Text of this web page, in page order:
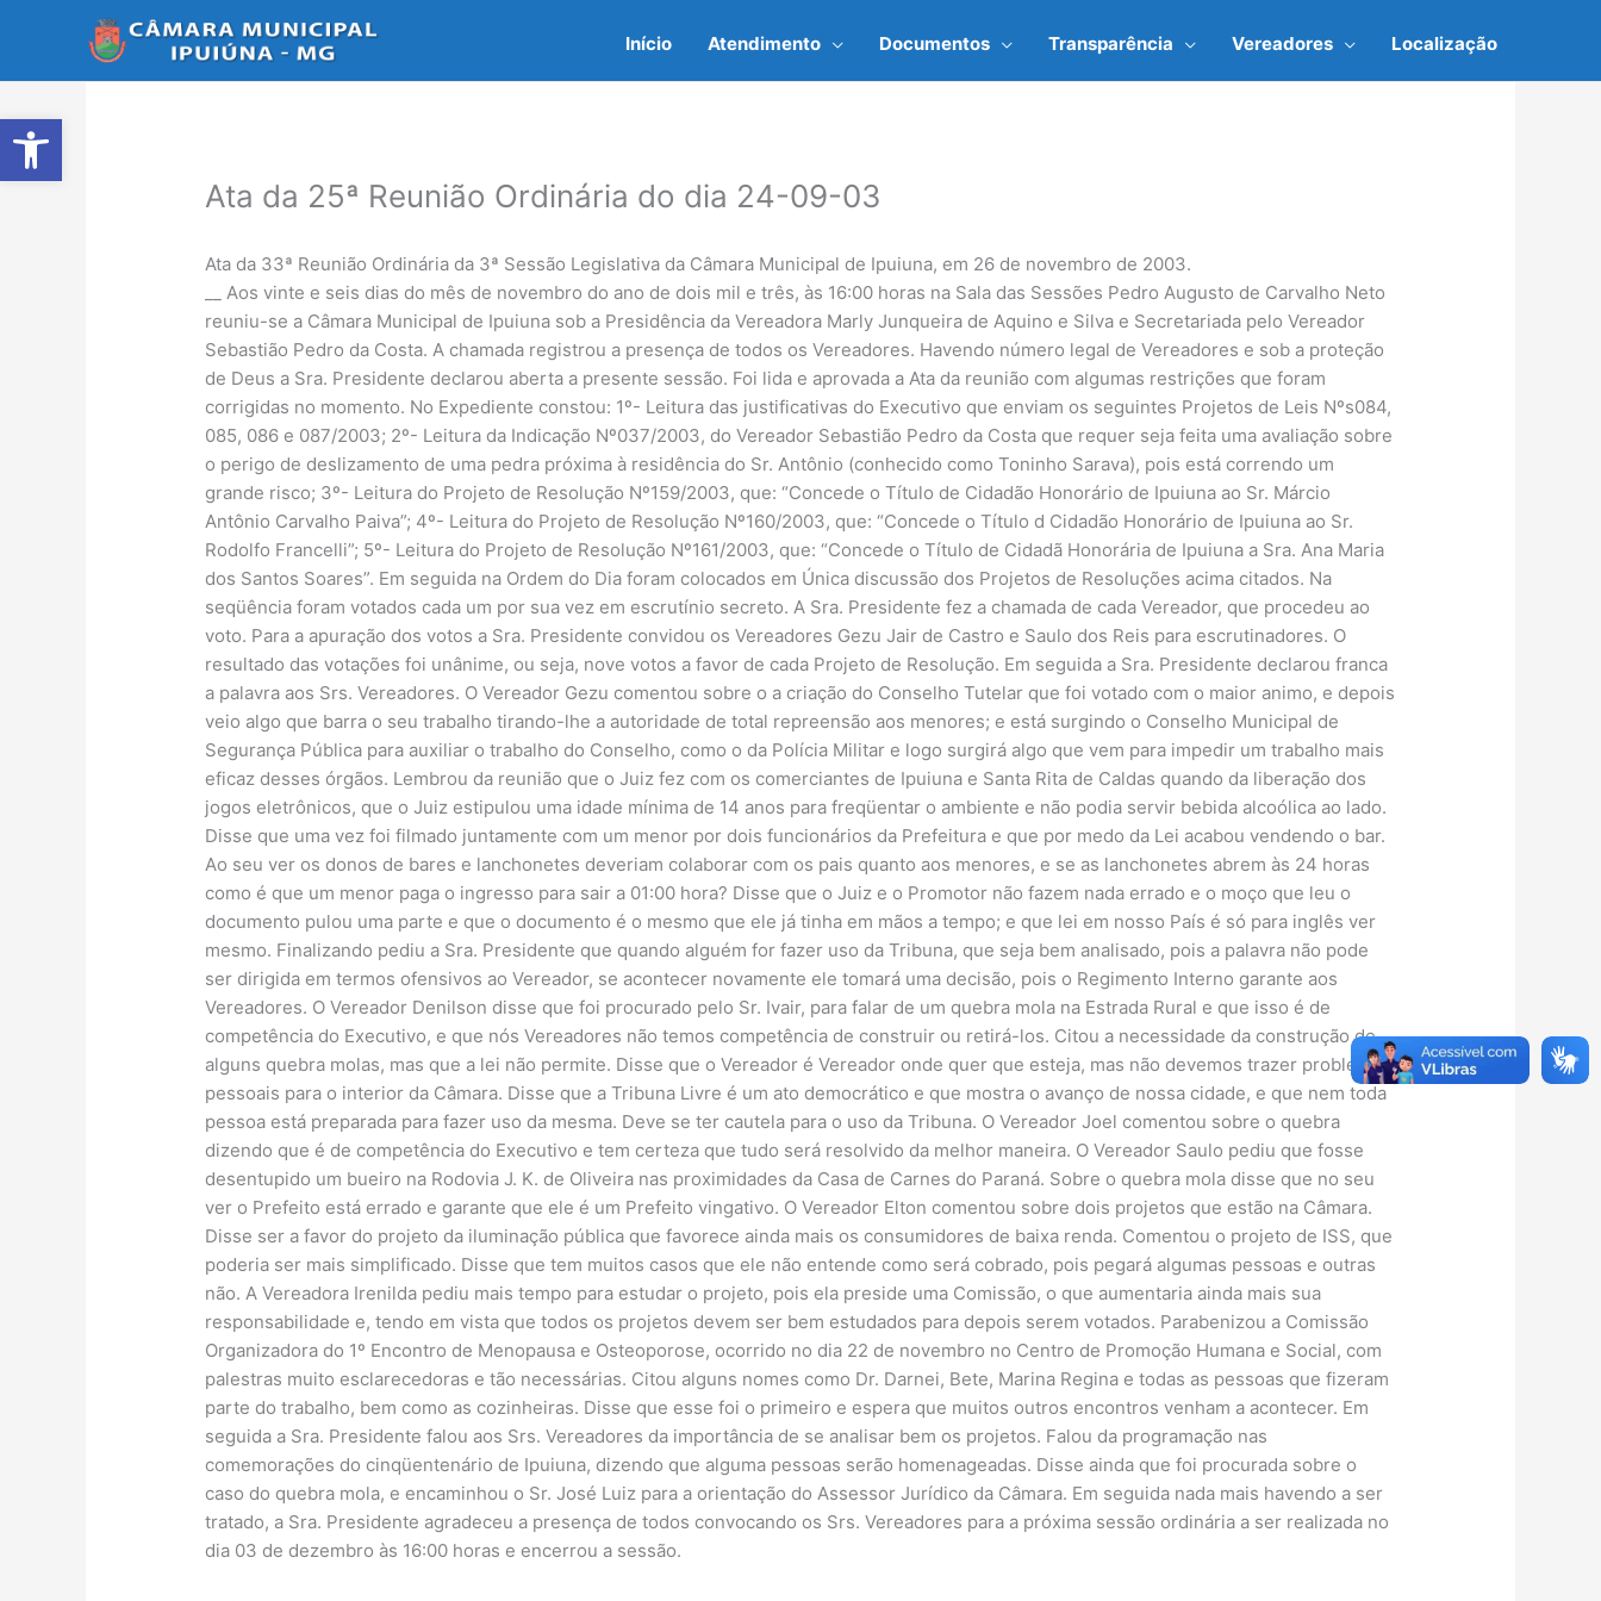
Abrir a barra de ferramentas
Início Atendimento Documentos Transparência Vereadores Localização
Ata da 25ª Reunião Ordinária do dia 24-09-03
Ata da 33ª Reunião Ordinária da 3ª Sessão Legislativa da Câmara Municipal de Ipuiuna, em 26 de novembro de 2003.
__ Aos vinte e seis dias do mês de novembro do ano de dois mil e três, às 16:00 horas na Sala das Sessões Pedro Augusto de Carvalho Neto
reuniu-se a Câmara Municipal de Ipuiuna sob a Presidência da Vereadora Marly Junqueira de Aquino e Silva e Secretariada pelo Vereador
Sebastião Pedro da Costa. A chamada registrou a presença de todos os Vereadores. Havendo número legal de Vereadores e sob a proteção
de Deus a Sra. Presidente declarou aberta a presente sessão. Foi lida e aprovada a Ata da reunião com algumas restrições que foram
corrigidas no momento. No Expediente constou: 1º- Leitura das justificativas do Executivo que enviam os seguintes Projetos de Leis Nºs084,
085, 086 e 087/2003; 2º- Leitura da Indicação Nº037/2003, do Vereador Sebastião Pedro da Costa que requer seja feita uma avaliação sobre
o perigo de deslizamento de uma pedra próxima à residência do Sr. Antônio (conhecido como Toninho Sarava), pois está correndo um
grande risco; 3º- Leitura do Projeto de Resolução Nº159/2003, que: “Concede o Título de Cidadão Honorário de Ipuiuna ao Sr. Márcio
Antônio Carvalho Paiva”; 4º- Leitura do Projeto de Resolução Nº160/2003, que: “Concede o Título d Cidadão Honorário de Ipuiuna ao Sr.
Rodolfo Francelli”; 5º- Leitura do Projeto de Resolução Nº161/2003, que: “Concede o Título de Cidadã Honorária de Ipuiuna a Sra. Ana Maria
dos Santos Soares”. Em seguida na Ordem do Dia foram colocados em Única discussão dos Projetos de Resoluções acima citados. Na
seqüência foram votados cada um por sua vez em escrutínio secreto. A Sra. Presidente fez a chamada de cada Vereador, que procedeu ao
voto. Para a apuração dos votos a Sra. Presidente convidou os Vereadores Gezu Jair de Castro e Saulo dos Reis para escrutinadores. O
resultado das votações foi unânime, ou seja, nove votos a favor de cada Projeto de Resolução. Em seguida a Sra. Presidente declarou franca
a palavra aos Srs. Vereadores. O Vereador Gezu comentou sobre o a criação do Conselho Tutelar que foi votado com o maior animo, e depois
veio algo que barra o seu trabalho tirando-lhe a autoridade de total repreensão aos menores; e está surgindo o Conselho Municipal de
Segurança Pública para auxiliar o trabalho do Conselho, como o da Polícia Militar e logo surgirá algo que vem para impedir um trabalho mais
eficaz desses órgãos. Lembrou da reunião que o Juiz fez com os comerciantes de Ipuiuna e Santa Rita de Caldas quando da liberação dos
jogos eletrônicos, que o Juiz estipulou uma idade mínima de 14 anos para freqüentar o ambiente e não podia servir bebida alcoólica ao lado.
Disse que uma vez foi filmado juntamente com um menor por dois funcionários da Prefeitura e que por medo da Lei acabou vendendo o bar.
Ao seu ver os donos de bares e lanchonetes deveriam colaborar com os pais quanto aos menores, e se as lanchonetes abrem às 24 horas
como é que um menor paga o ingresso para sair a 01:00 hora? Disse que o Juiz e o Promotor não fazem nada errado e o moço que leu o
documento pulou uma parte e que o documento é o mesmo que ele já tinha em mãos a tempo; e que lei em nosso País é só para inglês ver
mesmo. Finalizando pediu a Sra. Presidente que quando alguém for fazer uso da Tribuna, que seja bem analisado, pois a palavra não pode
ser dirigida em termos ofensivos ao Vereador, se acontecer novamente ele tomará uma decisão, pois o Regimento Interno garante aos
Vereadores. O Vereador Denilson disse que foi procurado pelo Sr. Ivair, para falar de um quebra mola na Estrada Rural e que isso é de
competência do Executivo, e que nós Vereadores não temos competência de construir ou retirá-los. Citou a necessidade da construção de
alguns quebra molas, mas que a lei não permite. Disse que o Vereador é Vereador onde quer que esteja, mas não devemos trazer problemas
pessoais para o interior da Câmara. Disse que a Tribuna Livre é um ato democrático e que mostra o avanço de nossa cidade, e que nem toda
pessoa está preparada para fazer uso da mesma. Deve se ter cautela para o uso da Tribuna. O Vereador Joel comentou sobre o quebra
dizendo que é de competência do Executivo e tem certeza que tudo será resolvido da melhor maneira. O Vereador Saulo pediu que fosse
desentupido um bueiro na Rodovia J. K. de Oliveira nas proximidades da Casa de Carnes do Paraná. Sobre o quebra mola disse que no seu
ver o Prefeito está errado e garante que ele é um Prefeito vingativo. O Vereador Elton comentou sobre dois projetos que estão na Câmara.
Disse ser a favor do projeto da iluminação pública que favorece ainda mais os consumidores de baixa renda. Comentou o projeto de ISS, que
poderia ser mais simplificado. Disse que tem muitos casos que ele não entende como será cobrado, pois pegará algumas pessoas e outras
não. A Vereadora Irenilda pediu mais tempo para estudar o projeto, pois ela preside uma Comissão, o que aumentaria ainda mais sua
responsabilidade e, tendo em vista que todos os projetos devem ser bem estudados para depois serem votados. Parabenizou a Comissão
Organizadora do 1º Encontro de Menopausa e Osteoporose, ocorrido no dia 22 de novembro no Centro de Promoção Humana e Social, com
palestras muito esclarecedoras e tão necessárias. Citou alguns nomes como Dr. Darnei, Bete, Marina Regina e todas as pessoas que fizeram
parte do trabalho, bem como as cozinheiras. Disse que esse foi o primeiro e espera que muitos outros encontros venham a acontecer. Em
seguida a Sra. Presidente falou aos Srs. Vereadores da importância de se analisar bem os projetos. Falou da programação nas
comemorações do cinqüentenário de Ipuiuna, dizendo que alguma pessoas serão homenageadas. Disse ainda que foi procurada sobre o
caso do quebra mola, e encaminhou o Sr. José Luiz para a orientação do Assessor Jurídico da Câmara. Em seguida nada mais havendo a ser
tratado, a Sra. Presidente agradeceu a presença de todos convocando os Srs. Vereadores para a próxima sessão ordinária a ser realizada no
dia 03 de dezembro às 16:00 horas e encerrou a sessão.